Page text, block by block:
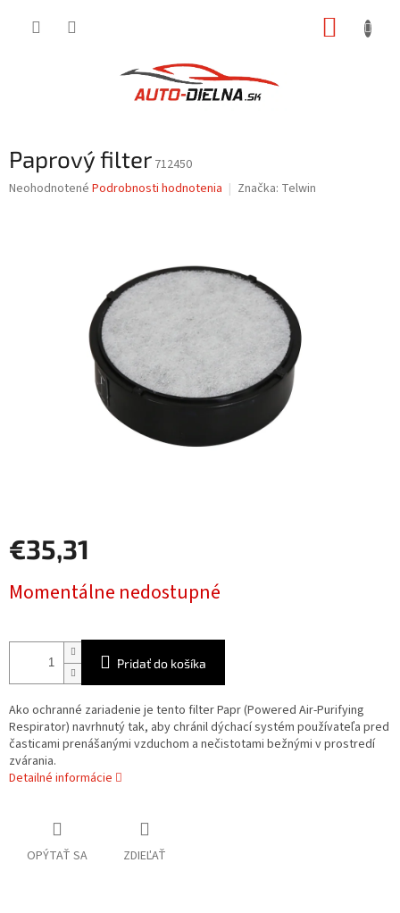
Paprový filter 712450
Priemerné
Neohodnotené Podrobnosti hodnotenia Značka: Telwin
€35,31
cena:
Momentálne nedostupné
Pridať do košíka
Ako ochranné zariadenie je tento filter Papr (Powered Air-Purifying
Respirator) navrhnutý tak, aby chránil dýchací systém používateľa pred
časticami prenášanými vzduchom a nečistotami bežnými v prostredí
zvárania.
Detailné informácie
OPÝTAŤ SA ZDIEĽAŤ